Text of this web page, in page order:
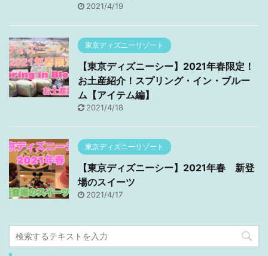
2021/4/19
東京ディズニーリゾート
【東京ディズニーシー】2021年春限定！
お土産紹介！スプリング・イン・ブルー
ム【アイテム編】
2021/4/18
東京ディズニーリゾート
【東京ディズニーシー】2021年春 新登
場のスイーツ
2021/4/17